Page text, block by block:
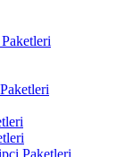
Paketleri